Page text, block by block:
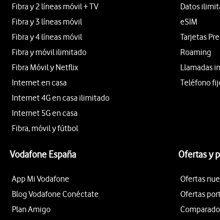
Fibra y 2 líneas móvil + TV
Fibra y 3 líneas móvil
Fibra y 4 líneas móvil
Fibra y móvil ilimitado
Fibra Móvil y Netflix
Internet en casa
Internet 4G en casa ilimitado
Internet 5G en casa
Fibra, móvil y fútbol
Datos
eSIM
Tarjetas
Roaming
Llamadas
Teléfono
Vodafone España
App Mi Vodafone
Blog Vodafone Conéctate
Plan Amigo
Ofertas y
Ofertas
Ofertas